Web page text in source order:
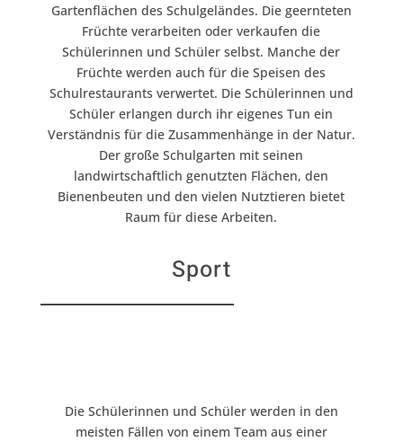
Gartenflächen des Schulgeländes. Die geernteten
Früchte verarbeiten oder verkaufen die
Schülerinnen und Schüler selbst. Manche der
Früchte werden auch für die Speisen des
Schulrestaurants verwertet. Die Schülerinnen und
Schüler erlangen durch ihr eigenes Tun ein
Verständnis für die Zusammenhänge in der Natur.
Der große Schulgarten mit seinen
landwirtschaftlich genutzten Flächen, den
Bienenbeuten und den vielen Nutztieren bietet
Raum für diese Arbeiten.
Sport
Die Schülerinnen und Schüler werden in den
meisten Fällen von einem Team aus einer